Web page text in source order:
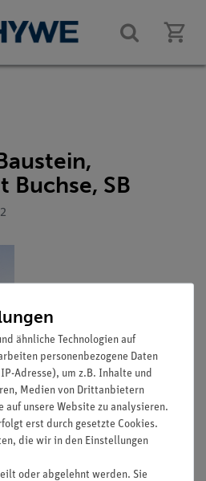
Buchse, SB
mit Buchse, zum Aufbau von
Schüler.
technische
ähnliche Technologien auf
personenbezogene Daten
Adresse), um z.B. Inhalte und
Medien von Drittanbietern
auf unsere Website zu analysieren.
erst durch gesetzte Cookies.
die wir in den Einstellungen
oder abgelehnt werden. Sie